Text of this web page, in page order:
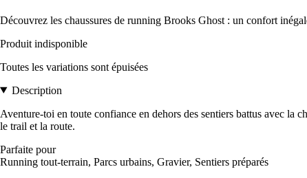
Découvrez les chaussures de running Brooks Ghost : un confort
Produit indisponible
Toutes les variations sont épuisées
Description
Aventure-toi en toute confiance en dehors des sentiers battus avec
le trail et la route.
Parfaite pour
Running tout-terrain, Parcs urbains, Gravier, Sentiers préparés